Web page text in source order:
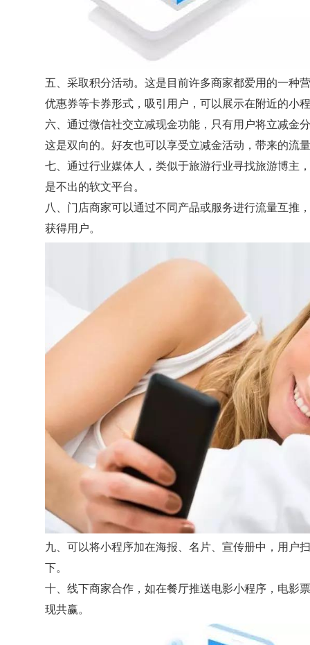
五、采取积分活动。这是目前许多商家都爱用的一种
优惠券等卡券形式，吸引用户，可以展示在附近的小
六、通过微信社交立减现金功能，只有用户将立减金
这是双向的。好友也可以享受立减金活动，带来的流
七、通过行业媒体人，类似于旅游行业寻找旅游博主
是不出的软文平台。
八、门店商家可以通过不同产品或服务进行流量互推
获得用户。
九、可以将小程序加在海报、名片、宣传册中，用户
下。
十、线下商家合作，如在餐厅推送电影小程序，电影
现共赢。